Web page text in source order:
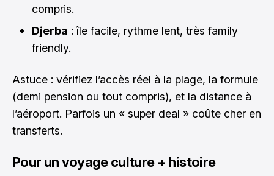
compris.
Djerba : île facile, rythme lent, très family
friendly.
Astuce : vérifiez l’accès réel à la plage, la formule
(demi pension ou tout compris), et la distance à
l’aéroport. Parfois un « super deal » coûte cher en
transferts.
Pour un voyage culture + histoire